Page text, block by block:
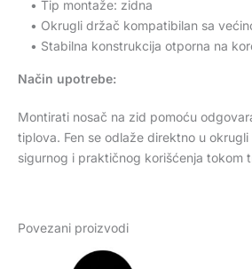
• Tip montaže: zidna
• Okrugli držač kompatibilan sa
• Stabilna konstrukcija otporna na
Način upotrebe:
Montirati nosač na zid pomoću
tiplova. Fen se odlaže direktno u
sigurnog i praktičnog korišćenja tokom
Povezani proizvodi